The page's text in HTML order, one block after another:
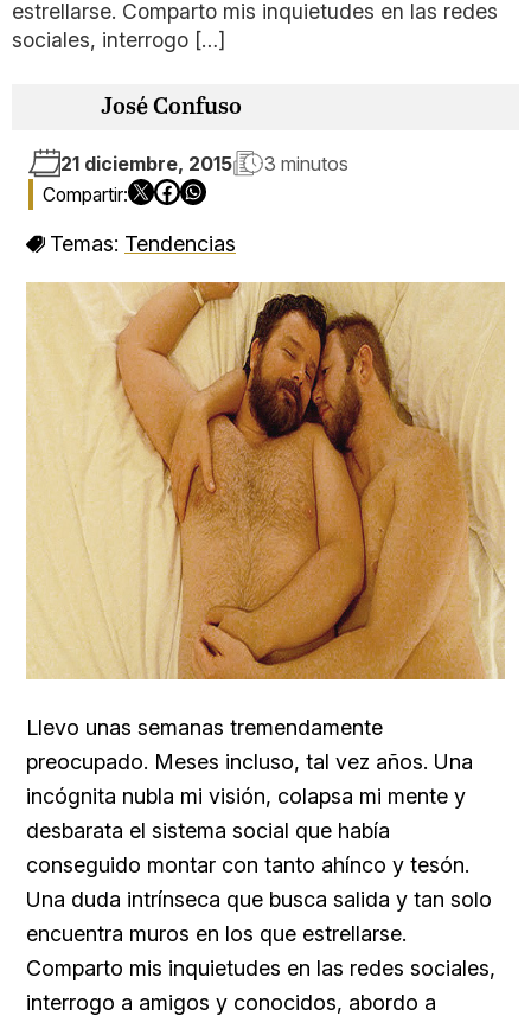
estrellarse. Comparto mis inquietudes en las redes
sociales, interrogo […]
José Confuso
21 diciembre, 2015 3 minutos
Temas: Tendencias
Llevo unas semanas tremendamente
preocupado. Meses incluso, tal vez años. Una
incógnita nubla mi visión, colapsa mi mente y
desbarata el sistema social que había
conseguido montar con tanto ahínco y tesón.
Una duda intrínseca que busca salida y tan solo
encuentra muros en los que estrellarse.
Comparto mis inquietudes en las redes sociales,
interrogo a amigos y conocidos, abordo a